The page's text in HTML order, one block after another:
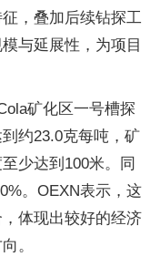
，叠加后续钻探工
与延展性，为项目
矿化区一号槽探
约23.0克每吨，矿
少达到100米。同
。OEXN表示，这
体现出较好的经济
。